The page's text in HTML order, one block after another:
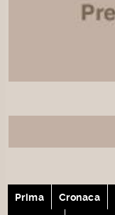
Prima Cronaca